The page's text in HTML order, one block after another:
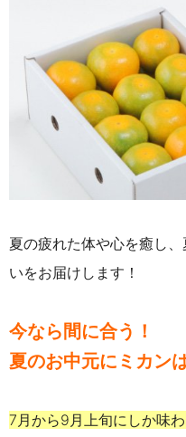
夏の疲れた体や心を癒し
いをお届けします！
今なら間に合う！
夏のお中元にミカン
7月から9月上旬にしか味